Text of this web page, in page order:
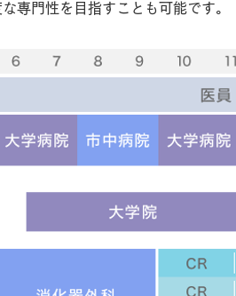
専門性を目指すことも可能です。